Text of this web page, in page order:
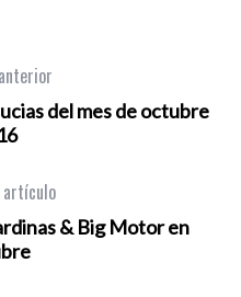
del mes de octubre
artículo
& Big Motor en